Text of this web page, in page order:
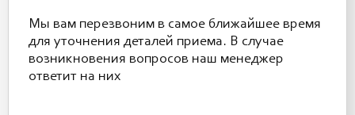
Мы вам перезвоним в самое ближайшее время
для уточнения деталей приема. В случае
возникновения вопросов наш менеджер
ответит на них